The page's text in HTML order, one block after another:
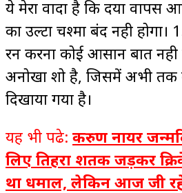
ये मेरा वादा है कि दया वापस
का उल्टा चश्मा बंद नही होगा।
रन करना कोई आसान बात
अनोखा शो है, जिसमें अभी तक
दिखाया गया है।
यह भी पढे: करुण नायर
लिए तिहरा शतक जड़कर
था धमाल, लेकिन आज जी रहे